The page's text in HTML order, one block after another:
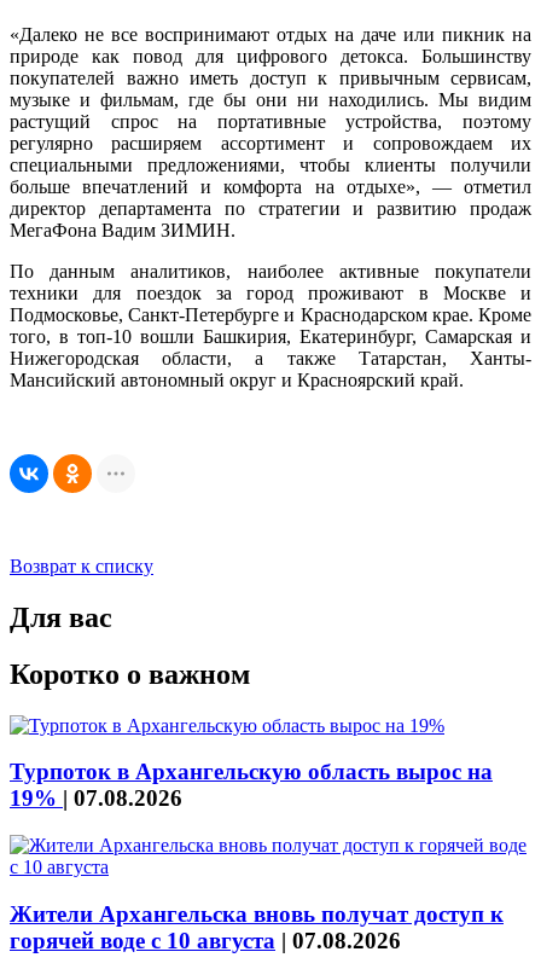
«Далеко не все воспринимают отдых на даче или пикник на
природе как повод для цифрового детокса. Большинству
покупателей важно иметь доступ к привычным сервисам,
музыке и фильмам, где бы они ни находились. Мы видим
растущий спрос на портативные устройства, поэтому
регулярно расширяем ассортимент и сопровождаем их
специальными предложениями, чтобы клиенты получили
больше впечатлений и комфорта на отдыхе», — отметил
директор департамента по стратегии и развитию продаж
МегаФона Вадим ЗИМИН.
По данным аналитиков, наиболее активные покупатели
техники для поездок за город проживают в Москве и
Подмосковье, Санкт‑Петербурге и Краснодарском крае. Кроме
того, в топ-10 вошли Башкирия, Екатеринбург, Самарская и
Нижегородская области, а также Татарстан, Ханты-
Мансийский автономный округ и Красноярский край.
Возврат к списку
Для вас
Коротко о важном
Турпоток в Архангельскую область вырос на
19% | 07.08.2026
Жители Архангельска вновь получат доступ к
горячей воде с 10 августа | 07.08.2026